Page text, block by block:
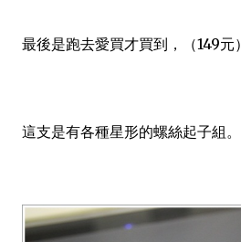
最後是跑去愛買才買到，（149元）
這支是有各種星形的螺絲起子組。